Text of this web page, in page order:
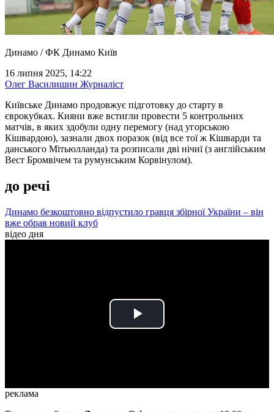
Динамо / ФК Динамо Київ
16 липня 2025, 14:22
Олег Василишин Журналіст
Київське Динамо продовжує підготовку до старту в
єврокубках. Кияни вже встигли провести 5 контрольних
матчів, в яких здобули одну перемогу (над угорською
Кішвардою), зазнали двох поразок (від все тої ж Кішварди та
данського Мітьюлланда) та розписали дві нічиї (з англійським
Вест Бромвічем та румунським Корвінулом).
до речі
Динамо безкоштовно відпустило гравця збірної України – він
вже обрав новий клуб
відео дня
Play
реклама